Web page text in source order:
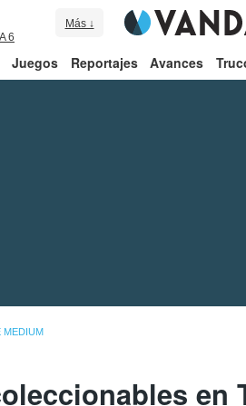
6
Más ↓
Juegos Reportajes Avances
MEDIUM
en